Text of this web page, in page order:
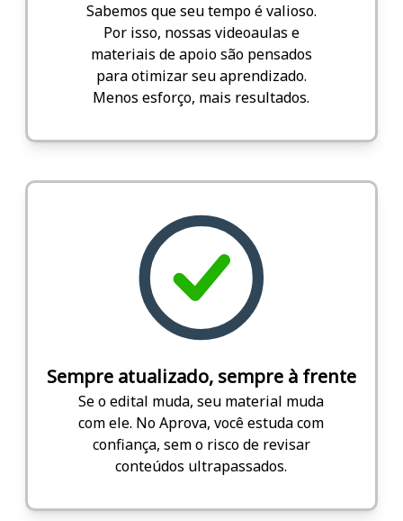
Sabemos que seu tempo é valioso.
Por isso, nossas videoaulas e
materiais de apoio são pensados
para otimizar seu aprendizado.
Menos esforço, mais resultados.
Sempre atualizado, sempre à frente
Se o edital muda, seu material muda
com ele. No Aprova, você estuda com
confiança, sem o risco de revisar
conteúdos ultrapassados.